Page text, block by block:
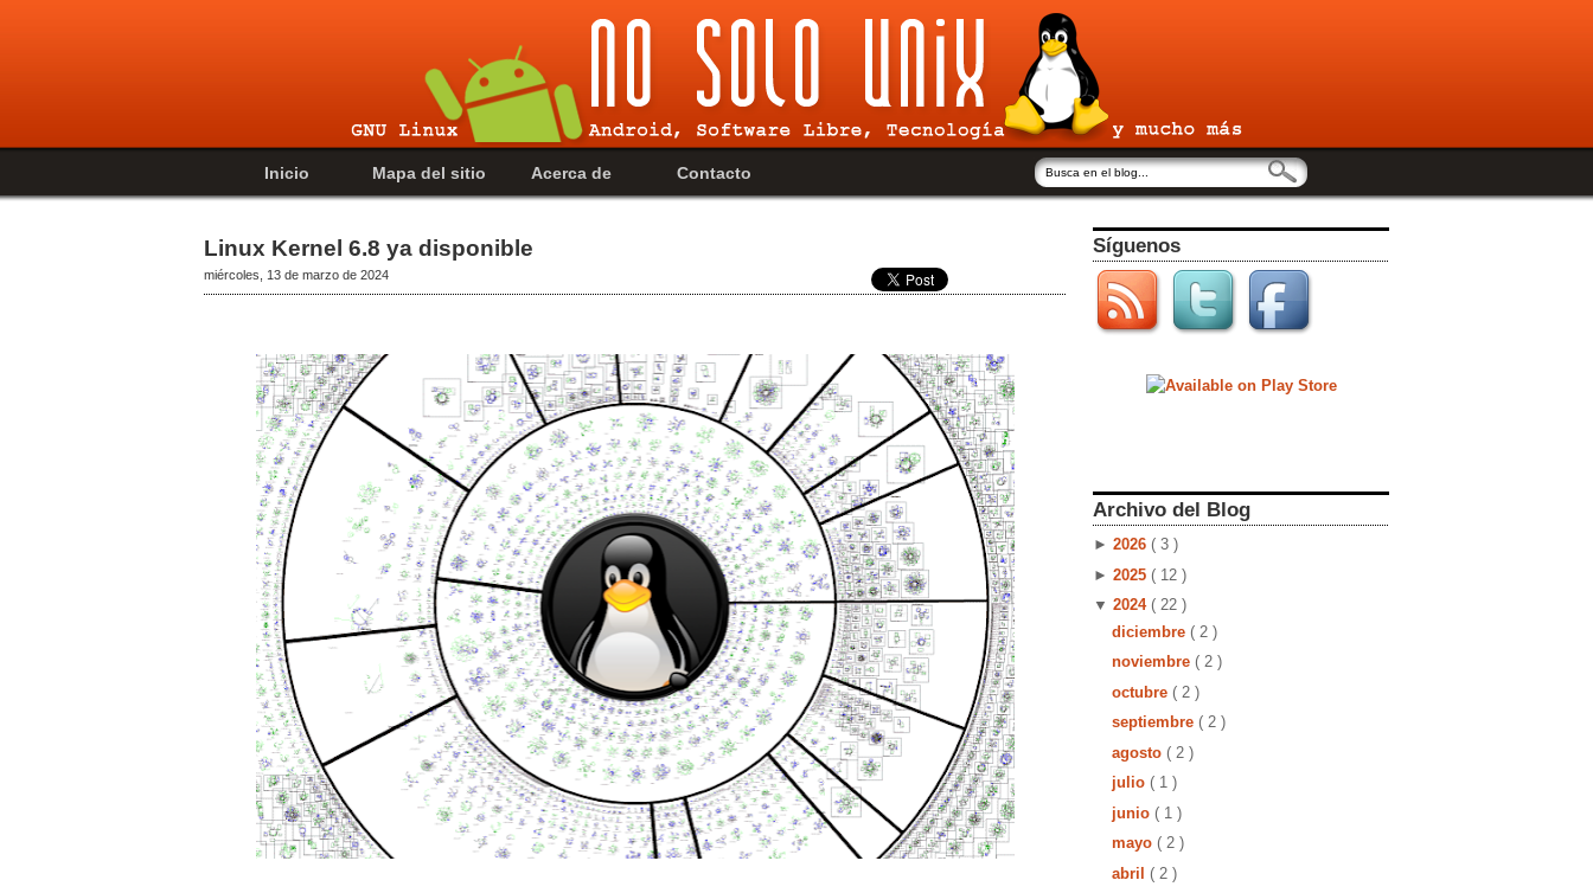
Inicio Mapa del sitio Acerca de Contacto
Linux Kernel 6.8 ya disponible
miércoles, 13 de marzo de 2024
Síguenos
Archivo del Blog
► 2026 ( 3 )
► 2025 ( 12 )
▼ 2024 ( 22 )
diciembre ( 2 )
noviembre ( 2 )
octubre ( 2 )
septiembre ( 2 )
agosto ( 2 )
julio ( 1 )
junio ( 1 )
mayo ( 2 )
abril ( 2 )